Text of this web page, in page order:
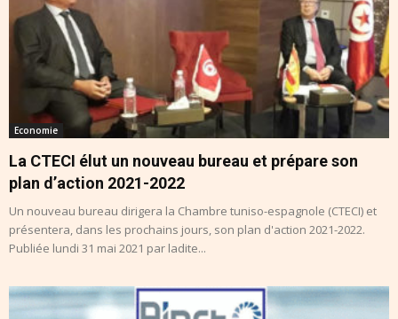
Economie
La CTECI élut un nouveau bureau et prépare son
plan d’action 2021-2022
Un nouveau bureau dirigera la Chambre tuniso-espagnole (CTECI) et
présentera, dans les prochains jours, son plan d'action 2021-2022.
Publiée lundi 31 mai 2021 par ladite...